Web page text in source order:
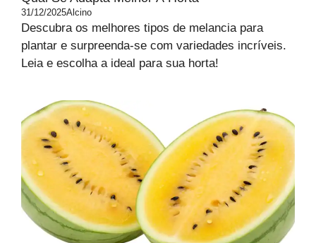
31/12/2025Alcino
Descubra os melhores tipos de melancia para
plantar e surpreenda-se com variedades incríveis.
Leia e escolha a ideal para sua horta!